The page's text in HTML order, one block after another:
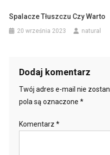
Spalacze Tłuszczu Czy Warto
20 września 2023 natural
Dodaj komentarz
Twój adres e-mail nie
pola są oznaczone *
Komentarz *